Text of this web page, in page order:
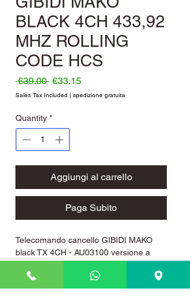
BLACK 4CH 433,92
MHZ ROLLING
CODE HCS
€39.00 Regular Price
€33.15Sale Price
Sales Tax Included spedizione gratuita
Quantity *
Aggiungi al carrello
Paga Subito
Telecomando cancello GIBIDI MAKO
black TX 4CH - AU03100 versione a
polimeri di alta qualità) di colore nero,
frequenza 433.92 Mhz, codifica di